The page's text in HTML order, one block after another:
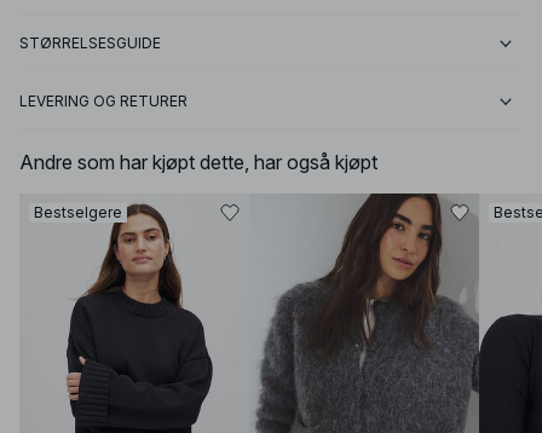
STØRRELSESGUIDE
LEVERING OG RETURER
Andre som har kjøpt dette, har også kjøpt
Bestselgere